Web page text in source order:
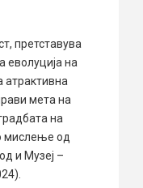
претставува
еволуција на
атрактивна
мета на
на
мислење од
и Музеј –